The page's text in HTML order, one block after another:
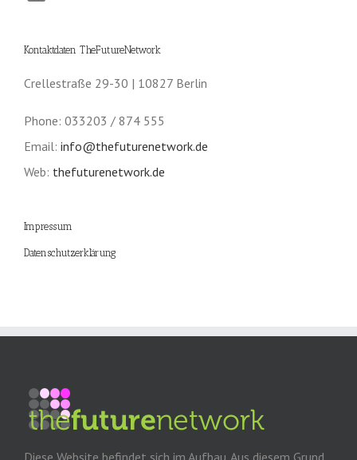
Kontaktdaten TheFutureNetwork
Crellestraße 29-30 | 10827 Berlin
Phone: 033203 / 874 555
Email: info@thefuturenetwork.de
Web: thefuturenetwork.de
Impressum
Datenschutzerklärung
Diese Website befindet sich im Aufbau. Aus diesem Grund